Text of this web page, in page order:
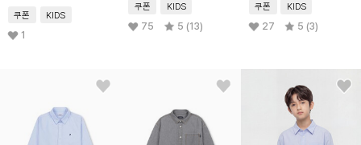
쿠폰 KIDS
1
쿠폰 KIDS
75 5 (13)
쿠폰 KIDS
27 5 (3)